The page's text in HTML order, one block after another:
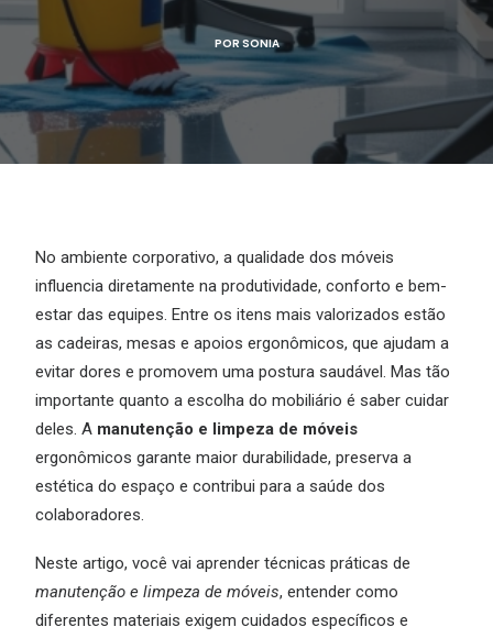
PORSONIA
No ambiente corporativo, a qualidade dos móveis
influencia diretamente na produtividade, conforto e bem-
estar das equipes. Entre os itens mais valorizados estão
as cadeiras, mesas e apoios ergonômicos, que ajudam a
evitar dores e promovem uma postura saudável. Mas tão
importante quanto a escolha do mobiliário é saber cuidar
deles. A manutenção e limpeza de móveis
ergonômicos garante maior durabilidade, preserva a
estética do espaço e contribui para a saúde dos
colaboradores.
Neste artigo, você vai aprender técnicas práticas de
manutenção e limpeza de móveis, entender como
diferentes materiais exigem cuidados específicos e